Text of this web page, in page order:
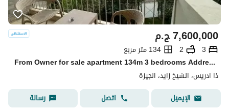
ج.م7,600,000
3
2
134 متر مربع
From Owner for sale apartment 134m 3 bedrooms Address compound Zayed
ذا ادريس، الشيخ زايد، الجيزة
الإيميل
اتصل رسالة